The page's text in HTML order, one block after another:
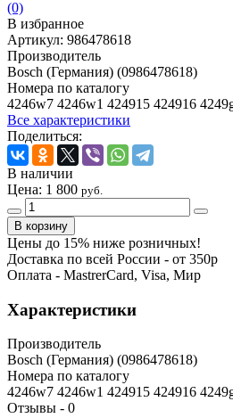
(0)
В избранное
Артикул: 986478618
Производитель
Bosch (Германия) (0986478618)
Номера по каталогу
4246w7 4246w1 424915 424916
Все характеристики
Поделиться:
В наличии
Цена: 1 800 руб.
Цены до 15% ниже розничных!
Доставка по всей России - от 350р
Оплата - MastrerCard, Visa, Мир
Характеристики
Производитель
Bosch (Германия) (0986478618)
Номера по каталогу
4246w7 4246w1 424915 424916
Отзывы - 0